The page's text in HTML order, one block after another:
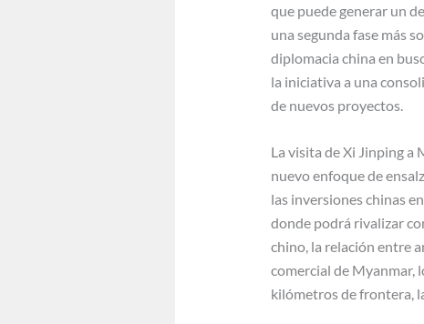
que puede generar un
una segunda fase más
diplomacia china en
la iniciativa a una
de nuevos proyectos.
La visita de Xi Jinping a
nuevo enfoque de
las inversiones chinas
donde podrá rivalizar
chino, la relación entre
comercial de Myanmar,
kilómetros de frontera,